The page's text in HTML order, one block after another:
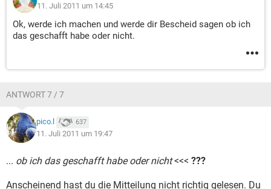
11. Juli 2011 um 14:45
Ok, werde ich machen und werde dir Bescheid sagen ob ich
das geschafft habe oder nicht.
ANTWORT 7 / 7
pico.l 637
11. Juli 2011 um 19:47
... ob ich das geschafft habe oder nicht<<< ???
Anscheinend hast du die Mitteilung nicht richtig gelesen. Du